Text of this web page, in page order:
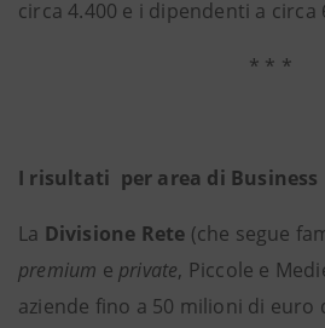
circa 4.400 e i dipendenti a circa
* * *
I risultati per area di Business
La Divisione Rete (che segue
premium e private, Piccole e
aziende fino a 50 milioni di euro